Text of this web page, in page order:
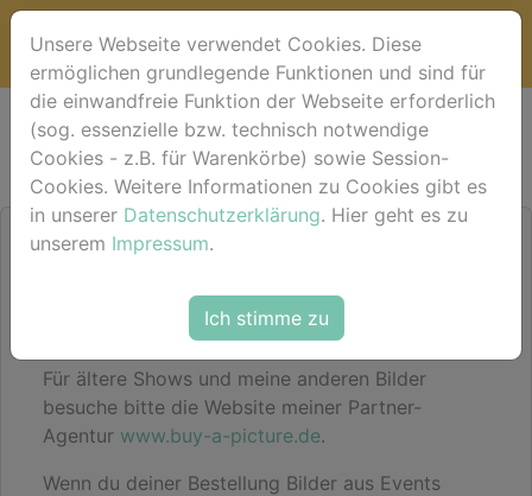
Bildershop
Hier im Shop findest du für das aktuelle Event
(alternativ einfach mal im Suchfeld den
Pferdenamen eingeben).
Für ältere Shows und meine anderen Bilder
besuche bitte die Website meiner Partner-
Agentur www.buy-a-picture.de.
Wenn du deiner Bestellung Bilder aus Events
Unsere Webseite verwendet Cookies. Diese
ermöglichen grundlegende Funktionen und sind für
die einwandfreie Funktion der Webseite erforderlich
(sog. essenzielle bzw. technisch notwendige
Cookies - z.B. für Warenkörbe) sowie Session-
Cookies. Weitere Informationen zu Cookies gibt es
in unserer Datenschutzerklärung. Hier geht es zu
unserem Impressum.
Ich stimme zu